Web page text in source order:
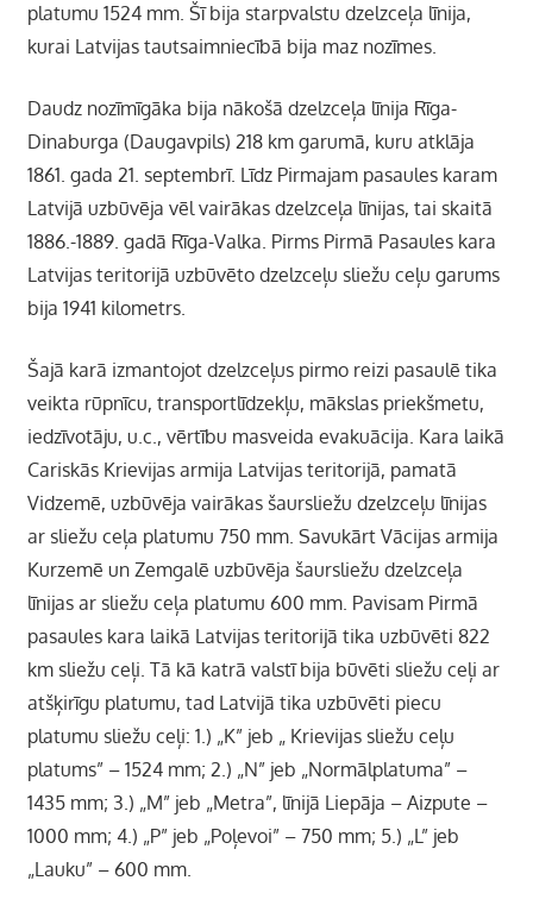
platumu 1524 mm. Šī bija starpvalstu dzelzceļa līnija,
kurai Latvijas tautsaimniecībā bija maz nozīmes.
Daudz nozīmīgāka bija nākošā dzelzceļa līnija Rīga-
Dinaburga (Daugavpils) 218 km garumā, kuru atklāja
1861. gada 21. septembrī. Līdz Pirmajam pasaules karam
Latvijā uzbūvēja vēl vairākas dzelzceļa līnijas, tai skaitā
1886.-1889. gadā Rīga-Valka. Pirms Pirmā Pasaules kara
Latvijas teritorijā uzbūvēto dzelzceļu sliežu ceļu garums
bija 1941 kilometrs.
Šajā karā izmantojot dzelzceļus pirmo reizi pasaulē tika
veikta rūpnīcu, transportlīdzekļu, mākslas priekšmetu,
iedzīvotāju, u.c., vērtību masveida evakuācija. Kara laikā
Cariskās Krievijas armija Latvijas teritorijā, pamatā
Vidzemē, uzbūvēja vairākas šaursliežu dzelzceļu līnijas
ar sliežu ceļa platumu 750 mm. Savukārt Vācijas armija
Kurzemē un Zemgalē uzbūvēja šaursliežu dzelzceļa
līnijas ar sliežu ceļa platumu 600 mm. Pavisam Pirmā
pasaules kara laikā Latvijas teritorijā tika uzbūvēti 822
km sliežu ceļi. Tā kā katrā valstī bija būvēti sliežu ceļi ar
atšķirīgu platumu, tad Latvijā tika uzbūvēti piecu
platumu sliežu ceļi: 1.) „K” jeb „ Krievijas sliežu ceļu
platums” – 1524 mm; 2.) „N” jeb „Normālplatuma” –
1435 mm; 3.) „M” jeb „Metra”, līnijā Liepāja – Aizpute –
1000 mm; 4.) „P” jeb „Poļevoi” – 750 mm; 5.) „L” jeb
„Lauku” – 600 mm.